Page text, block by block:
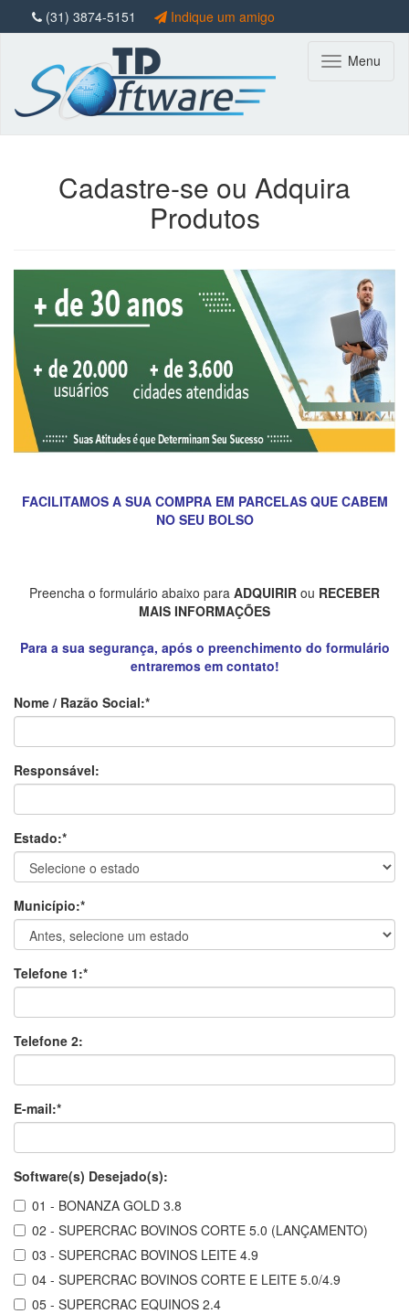
(31) 3874-5151
Indique um amigo
@tdsoftware.oficial
tds@agropecuaria.inf.br
Menu
Cadastre-se ou Adquira
Produtos
FACILITAMOS A SUA COMPRA EM PARCELAS QUE CABEM
NO SEU BOLSO
Preencha o formulário abaixo para ADQUIRIR ou RECEBER
MAIS INFORMAÇÕES
Para a sua segurança, após o preenchimento do formulário
entraremos em contato!
Nome / Razão Social:*
Responsável:
Estado:*
Município:*
Telefone 1:*
Telefone 2:
E-mail:*
Software(s) Desejado(s):
01 - BONANZA GOLD 3.8
02 - SUPERCRAC BOVINOS CORTE 5.0 (LANÇAMENTO)
03 - SUPERCRAC BOVINOS LEITE 4.9
04 - SUPERCRAC BOVINOS CORTE E LEITE 5.0/4.9
05 - SUPERCRAC EQUINOS 2.4